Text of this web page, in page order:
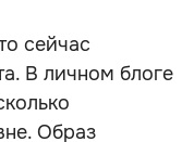
сейчас
В личном блоге
Образ